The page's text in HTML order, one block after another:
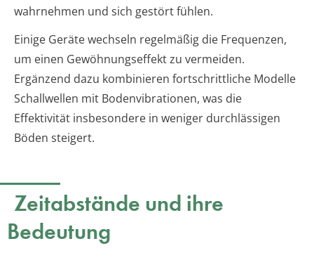
wahrnehmen und sich gestört fühlen.
Einige Geräte wechseln regelmäßig die Frequenzen,
um einen Gewöhnungseffekt zu vermeiden.
Ergänzend dazu kombinieren fortschrittliche Modelle
Schallwellen mit Bodenvibrationen, was die
Effektivität insbesondere in weniger durchlässigen
Böden steigert.
Zeitabstände und ihre
Bedeutung